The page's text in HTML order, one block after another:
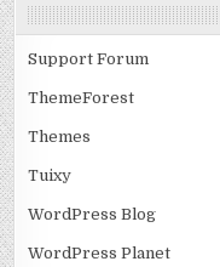
Support Forum
ThemeForest
Themes
Tuixy
WordPress Blog
WordPress Planet